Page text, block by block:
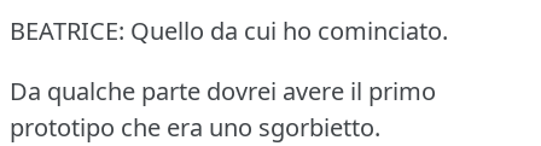
BEATRICE: Quello da cui ho cominciato.
Da qualche parte dovrei avere il primo
prototipo che era uno sgorbietto.